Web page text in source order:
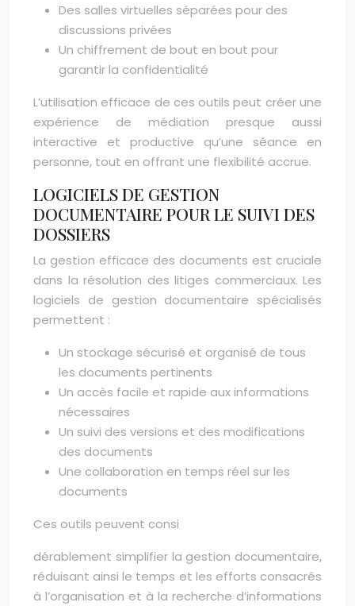
Des salles virtuelles séparées pour des
discussions privées
Un chiffrement de bout en bout pour
garantir la confidentialité
L’utilisation efficace de ces outils peut créer une
expérience de médiation presque aussi
interactive et productive qu’une séance en
personne, tout en offrant une flexibilité accrue.
LOGICIELS DE GESTION
DOCUMENTAIRE POUR LE SUIVI DES
DOSSIERS
La gestion efficace des documents est cruciale
dans la résolution des litiges commerciaux. Les
logiciels de gestion documentaire spécialisés
permettent :
Un stockage sécurisé et organisé de tous
les documents pertinents
Un accès facile et rapide aux informations
nécessaires
Un suivi des versions et des modifications
des documents
Une collaboration en temps réel sur les
documents
Ces outils peuvent consi
dérablement simplifier la gestion documentaire,
réduisant ainsi le temps et les efforts consacrés
à l’organisation et à la recherche d’informations